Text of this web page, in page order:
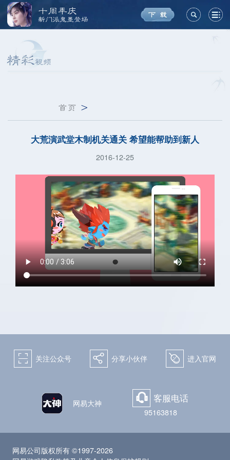
十周年庆
新门派鬼墨登场
首页 >
大荒演武堂木制机关通关 希望能帮助到新人
2016-12-25
򰀁 关注公众号 򰀂 分享小伙伴 򰀄 进入官网
网易大神 򰀃 客服电话
95163818
网易公司版权所有 ©1997-2026